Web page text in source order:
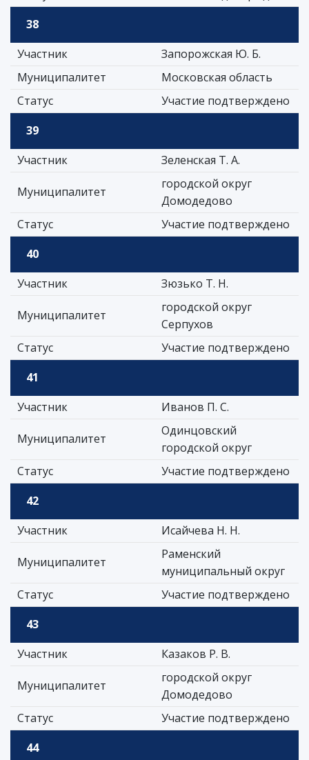
38
Участник
Запорожская Ю. Б.
Муниципалитет
Московская область
Статус
Участие подтверждено
39
Участник
Зеленская Т. А.
Муниципалитет
городской округ
Домодедово
Статус
Участие подтверждено
40
Участник
Зюзько Т. Н.
Муниципалитет
городской округ
Серпухов
Статус
Участие подтверждено
41
Участник
Иванов П. С.
Муниципалитет
Одинцовский
городской округ
Статус
Участие подтверждено
42
Участник
Исайчева Н. Н.
Муниципалитет
Раменский
муниципальный округ
Статус
Участие подтверждено
43
Участник
Казаков Р. В.
Муниципалитет
городской округ
Домодедово
Статус
Участие подтверждено
44